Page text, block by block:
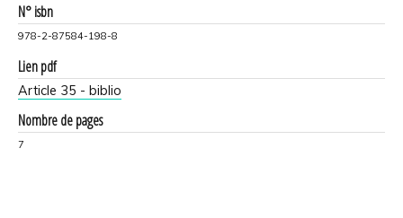
N° isbn
978-2-87584-198-8
Lien pdf
Article 35 - biblio
Nombre de pages
7